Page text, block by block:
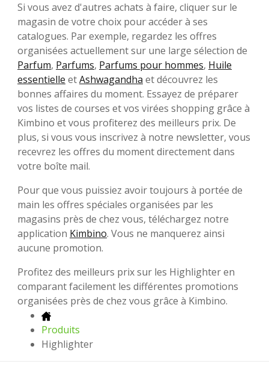
Si vous avez d'autres achats à faire, cliquer sur le
magasin de votre choix pour accéder à ses
catalogues. Par exemple, regardez les offres
organisées actuellement sur une large sélection de
Parfum, Parfums, Parfums pour hommes, Huile
essentielle etAshwagandha et découvrez les
bonnes affaires du moment. Essayez de préparer
vos listes de courses et vos virées shopping grâce à
Kimbino et vous profiterez des meilleurs prix. De
plus, si vous vous inscrivez à notre newsletter, vous
recevrez les offres du moment directement dans
votre boîte mail.
Pour que vous puissiez avoir toujours à portée de
main les offres spéciales organisées par les
magasins près de chez vous, téléchargez notre
application Kimbino. Vous ne manquerez ainsi
aucune promotion.
Profitez des meilleurs prix sur les Highlighter en
comparant facilement les différentes promotions
organisées près de chez vous grâce à Kimbino.
Produits
Highlighter